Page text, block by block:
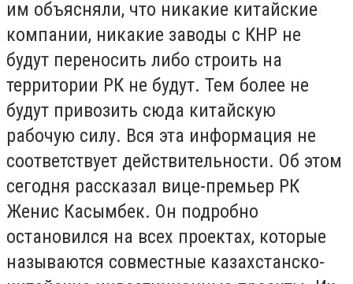
им объясняли, что никакие китайские
компании, никакие заводы с КНР не
будут переносить либо строить на
территории РК не будут. Тем более не
будут привозить сюда китайскую
рабочую силу. Вся эта информация не
соответствует действительности. Об этом
сегодня рассказал вице-премьер РК
Женис Касымбек. Он подробно
остановился на всех проектах, которые
называются совместные казахстанско-